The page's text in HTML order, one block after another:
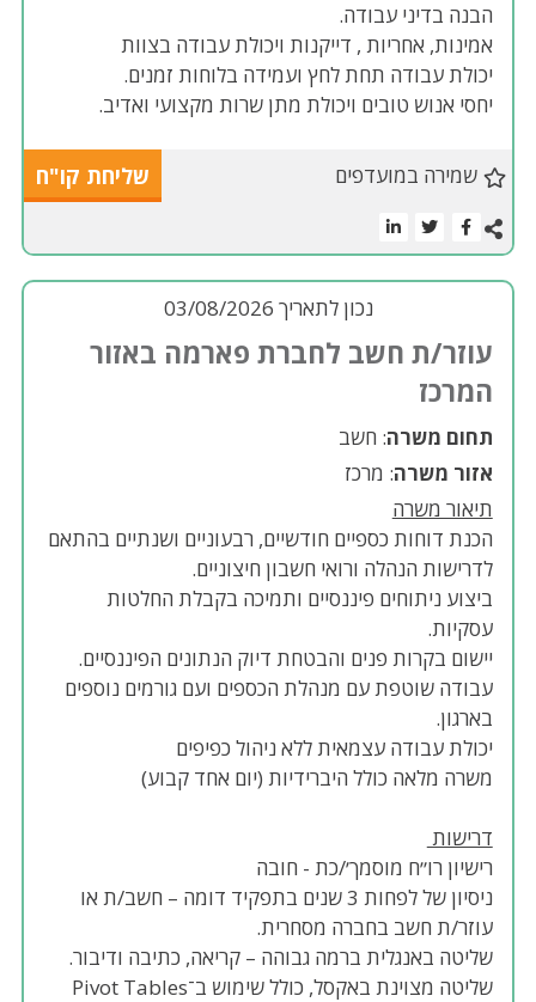
הבנה בדיני עבודה.
אמינות, אחריות , דייקנות ויכולת עבודה בצוות
יכולת עבודה תחת לחץ ועמידה בלוחות זמנים.
יחסי אנוש טובים ויכולת מתן שרות מקצועי ואדיב.
שמירה במועדפים שליחת קו"ח
נכון לתאריך 03/08/2026
עוזר/ת חשב לחברת פארמה באזור
המרכז
תחום משרה: חשב
אזור משרה: מרכז
תיאור משרה
הכנת דוחות כספיים חודשיים, רבעוניים ושנתיים בהתאם
לדרישות הנהלה ורואי חשבון חיצוניים.
ביצוע ניתוחים פיננסיים ותמיכה בקבלת החלטות
עסקיות.
יישום בקרות פנים והבטחת דיוק הנתונים הפיננסיים.
עבודה שוטפת עם מנהלת הכספים ועם גורמים נוספים
בארגון.
יכולת עבודה עצמאית ללא ניהול כפיפים
משרה מלאה כולל היברידיות (יום אחד קבוע)
דרישות
רישיון רו״ח מוסמך׳/כת - חובה
ניסיון של לפחות 3 שנים בתפקיד דומה – חשב/ת או
עוזר/ת חשב בחברה מסחרית.
שליטה באנגלית ברמה גבוהה – קריאה, כתיבה ודיבור.
שליטה מצוינת באקסל, כולל שימוש ב־Pivot Tables